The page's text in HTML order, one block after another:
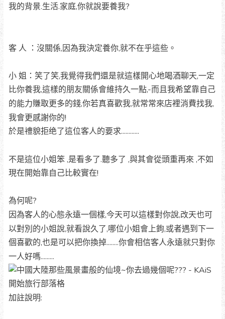
我的背景.生活.家庭,你就說要養我?
客 人 ：沒關係,因為我決定養你,就不在乎這些。
小 姐：笑了笑,我覺得我們還是就這樣開心地喝酒聊天,一定
比你養我,這樣的朋友關係會維持久一點,-而且我希望靠自己
的能力賺取更多的錢,你若真喜歡我,就常常來店裡消費找我,
我會更感謝你的!
於是禮貌拒绝了這位客人的要求............
不是這位小姐笨 ,是看多了.聽多了 ,與其會從頭重再來 ,不如
現在開始靠自己比較實在!
為何呢?
因為客人的心態永遠一個樣,今天可以這樣對你說,改天也可
以對別的小姐說,就看說久了,哪位小姐會上鉤,或者遇到下一
個喜歡的,也是可以把你換掉........你會相信客人永遠就只對你
一人好嗎.........
加註說明: